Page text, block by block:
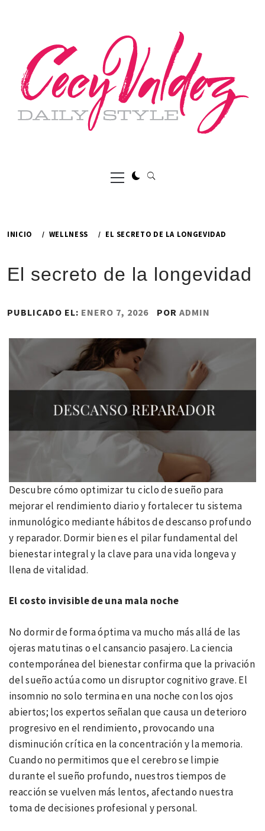
Menú
principal
INICIO WELLNESS EL SECRETO DE LA LONGEVIDAD
El secreto de la longevidad
PUBLICADO EL: ENERO 7, 2026 POR ADMIN
Descubre cómo optimizar tu ciclo de sueño para
mejorar el rendimiento diario y fortalecer tu sistema
inmunológico mediante hábitos de descanso profundo
y reparador. Dormir bien es el pilar fundamental del
bienestar integral y la clave para una vida longeva y
llena de vitalidad.
El costo invisible de una mala noche
No dormir de forma óptima va mucho más allá de las
ojeras matutinas o el cansancio pasajero. La ciencia
contemporánea del bienestar confirma que la privación
del sueño actúa como un disruptor cognitivo grave. El
insomnio no solo termina en una noche con los ojos
abiertos; los expertos señalan que causa un deterioro
progresivo en el rendimiento, provocando una
disminución crítica en la concentración y la memoria.
Cuando no permitimos que el cerebro se limpie
durante el sueño profundo, nuestros tiempos de
reacción se vuelven más lentos, afectando nuestra
toma de decisiones profesional y personal.